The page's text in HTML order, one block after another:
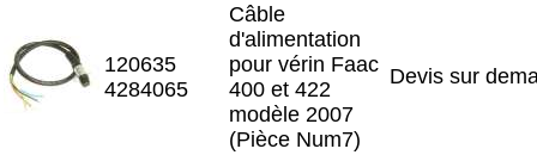
120635
4284065
Câble
d'alimentation
pour vérin Faac
400 et 422
modèle 2007
(Pièce Num7)
Devis sur